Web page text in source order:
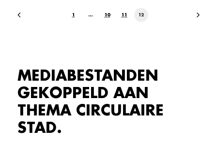
1 … 10 11 12
MEDIABESTANDEN
GEKOPPELD AAN
THEMA CIRCULAIRE
STAD.